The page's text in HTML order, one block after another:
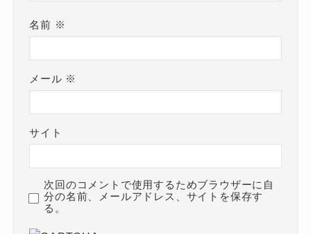
名前 ※
メール ※
サイト
次回のコメントで使用するためブラウザーに自
分の名前、メールアドレス、サイトを保存す
る。